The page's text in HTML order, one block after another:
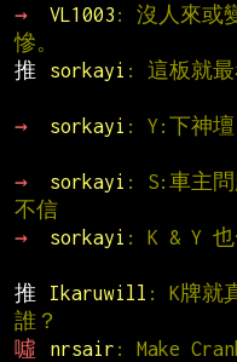
→
VL1003 : 沒人來或
慘。
推
sorkayi : 這板就最
→
sorkayi : Y:下神
→
sorkayi : S:車主問
不信
→
sorkayi : K & Y
推
Ikaruwill : K牌就
誰？
噓
nrsair : Make